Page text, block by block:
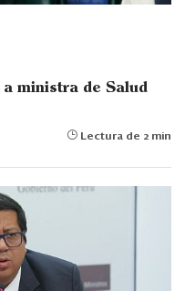
ministra de Salud
Lectura de 2 min